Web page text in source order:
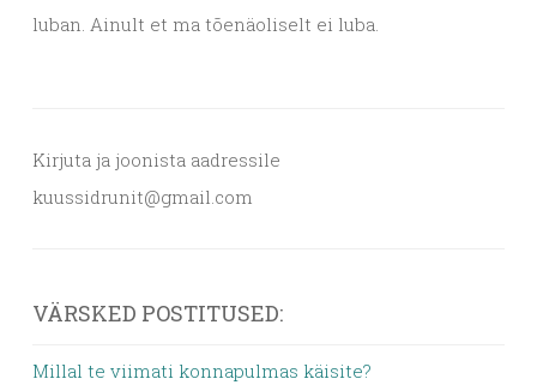
luban. Ainult et ma tõenäoliselt ei luba.
Kirjuta ja joonista aadressile
kuussidrunit@gmail.com
VÄRSKED POSTITUSED:
Millal te viimati konnapulmas käisite?